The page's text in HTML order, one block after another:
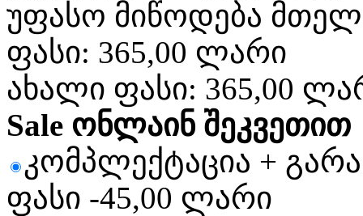
უფასო მიწოდება
ფასი: 365,00 ლარი
ახალი ფასი: 365,00
Sale ონლაინ შეკვეთით
კომპლექტაცია +
ფასი -45,00 ლარი